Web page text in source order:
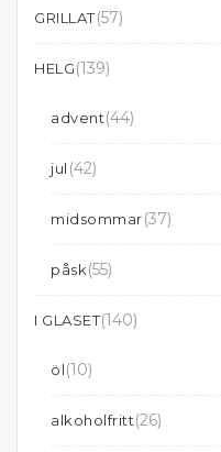
GRILLAT(57)
HELG(139)
advent(44)
jul (42)
midsommar(37)
påsk(55)
I GLASET(140)
öl(10)
alkoholfritt(26)